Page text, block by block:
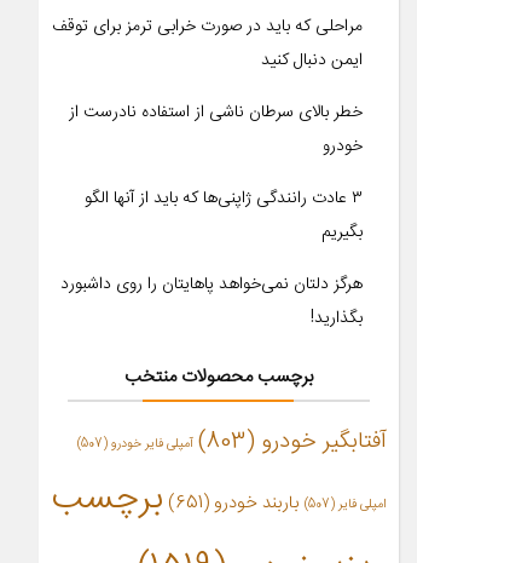
مراحلی که باید در صورت خرابی ترمز برای توقف
ایمن دنبال کنید
خطر بالای سرطان ناشی از استفاده نادرست از
خودرو
۳ عادت رانندگی ژاپنی‌ها که باید از آنها الگو
بگیریم
هرگز دلتان نمی‌خواهد پاهایتان را روی داشبورد
بگذارید!
برچسب محصولات منتخب
آفتابگیر خودرو (803) آمپلی فایر خودرو(507)
امپلی فایر (507) باربند خودرو(651)
برچسب